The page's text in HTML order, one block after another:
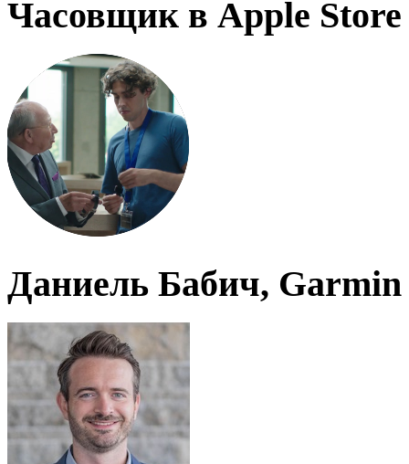
Часовщик в Apple Store
Даниель Бабич, Garmin